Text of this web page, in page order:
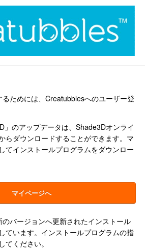
ためには、Creatubblesへのユーザー登
」のアップデータは、Shade3Dオンライ
らダウンロードすることができます。マ
てインストールプログラムをダウンロー
マイページへ
バージョンへ更新されたインストール
ています。インストールプログラムの指
てください。